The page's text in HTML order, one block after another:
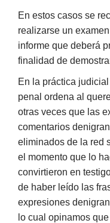
En estos casos se
realizarse un
informe que deberá
finalidad de
En la práctica
penal ordena al
otras veces que las
comentarios
eliminados de la red
el momento que lo
convirtieron en
de haber leído las
expresiones
lo cual opinamos